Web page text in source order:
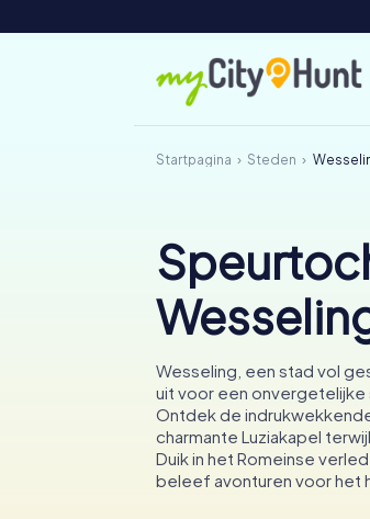
Startpagina Steden
Wesseling, een stad vol
uit voor een onvergetelijke
Ontdek de
charmante Luziakapel
Duik in het Romeinse
beleef avonturen voor het